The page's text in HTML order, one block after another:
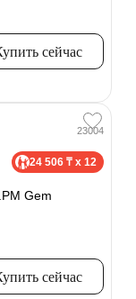
сейчас
23004
24 506 ₸ x 12
Gem
сейчас